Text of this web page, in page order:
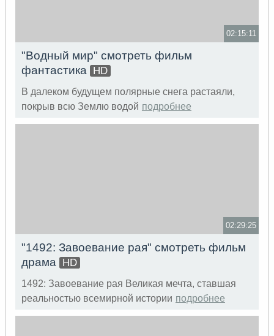
02:15:11
"Водный мир" смотреть фильм
фантастика
HD
В далеком будущем полярные снега растаяли,
покрыв всю Землю водой подробнее
02:29:25
"1492: Завоевание рая" смотреть фильм
драма
HD
1492: Завоевание рая Великая мечта, ставшая
реальностью всемирной истории подробнее